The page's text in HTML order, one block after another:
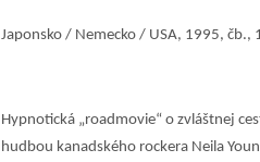
Japonsko / Nemecko / USA, 1995, čb.,
Hypnotická „roadmovie“ o zvláštnej
hudbou kanadského rockera Neila